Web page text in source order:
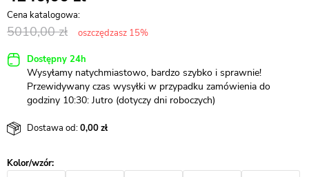
5010,00 oszczędzasz 15%
Dostępny 24h
Wysyłamy natychmiastowo, bardzo szybko i sprawnie!
Przewidywany czas wysyłki w przypadku zamówienia do
godziny 10:30: Jutro (dotyczy dni roboczych)
Dostawa od:0,00